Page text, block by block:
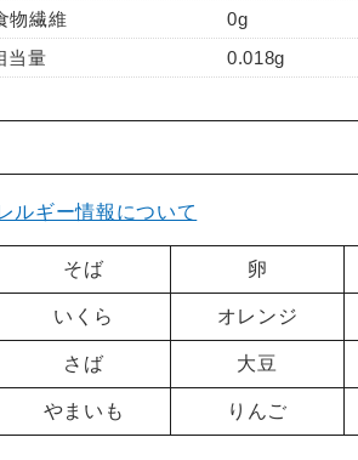
物繊維
0g
当量
0.018g
ルギー情報について
そば 卵
いくら オレンジ
さば 大豆
やまいも りんご